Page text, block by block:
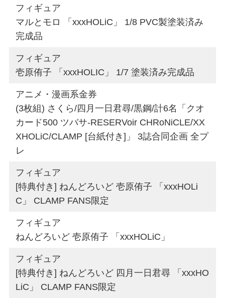
フィギュア
マルとモロ 「xxxHOLiC」 1/8 PVC製塗装済み
完成品
フィギュア
壱原侑子 「xxxHOLIC」 1/7 塗装済み完成品
アニメ・漫画系金券
(3枚組) さくら/四月一日君尋/黒鋼/計6名「クオ
カード500 ツバサ-RESERVoir CHRoNiCLE/XX
XHOLiC/CLAMP [台紙付き]」 3誌合同企画 全プ
レ
フィギュア
[特典付き] ねんどろいど 壱原侑子 「xxxHOLi
C」 CLAMP FANS限定
フィギュア
ねんどろいど 壱原侑子 「xxxHOLiC」
フィギュア
[特典付き] ねんどろいど 四月一日君尋 「xxxHO
LiC」 CLAMP FANS限定